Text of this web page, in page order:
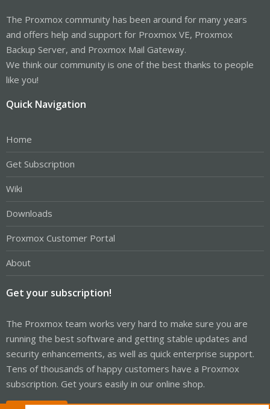
The Proxmox community has been around for many years
and offers help and support for Proxmox VE, Proxmox
Backup Server, and Proxmox Mail Gateway.
We think our community is one of the best thanks to people
like you!
Quick Navigation
Home
Get Subscription
Wiki
Downloads
Proxmox Customer Portal
About
Get your subscription!
The Proxmox team works very hard to make sure you are
running the best software and getting stable updates and
security enhancements, as well as quick enterprise support.
Tens of thousands of happy customers have a Proxmox
subscription. Get yours easily in our online shop.